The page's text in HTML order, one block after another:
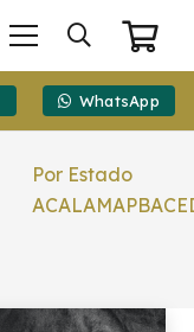
WhatsApp
Por Estado
ACALAMAPBACE